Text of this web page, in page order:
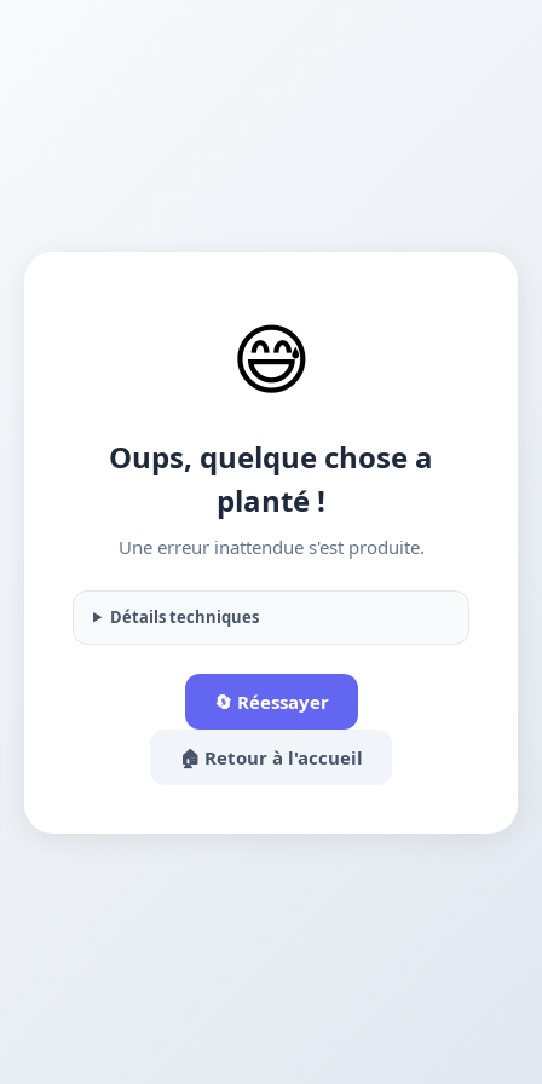
😅
Oups, quelque chose a
planté !
Une erreur inattendue s'est produite.
Détails techniques
🔄 Réessayer
🏠 Retour à l'accueil